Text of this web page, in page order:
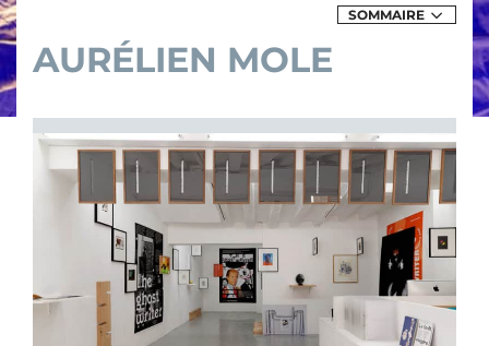
SOMMAIRE
DES
EXPOSITIONS
ÉVÈNEMENTS
AURÉLIEN MOLE